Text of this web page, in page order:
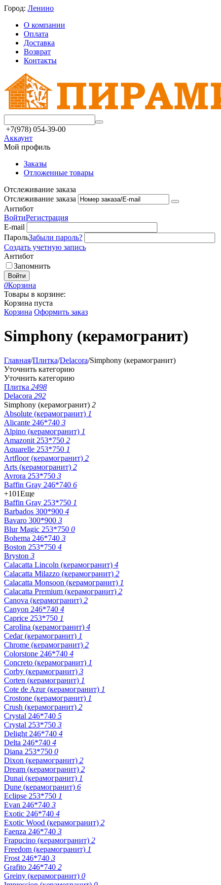
Город: Ленино
О компании
Оплата
Доставка
Возврат
Контакты
+7(978) 054-39-00
Аккаунт
Мой профиль
Заказы
Отложенные товары
Отслеживание заказа
Отслеживание заказа
Антибот
ВойтиРегистрация
E-mail
ПарольЗабыли пароль?
Создать учетную запись
Антибот
Запомнить
Войти
0Корзина
Товары в корзине:
Корзина пуста
Корзина Оформить заказ
Simphony (керамогранит)
Главная/Плитка/Delacora/Simphony (керамогранит)
Уточнить категорию
Уточнить категорию
Плитка 2498
Delacora 292
Simphony (керамогранит) 2
Absolute (керамогранит) 1
Alicante 246*740 3
Alpino (керамогранит) 1
Amazonit 253*750 2
Aquarelle 253*750 1
Artfloor (керамогранит) 2
Arts (керамогранит) 2
Avrora 253*750 3
Baffin Gray 246*740 6
+101Еще
Baffin Gray 253*750 1
Barbados 300*900 4
Bavaro 300*900 3
Blur Magic 253*750 0
Bohema 246*740 3
Boston 253*750 4
Bryston 3
Calacatta Lincoln (керамогранит) 4
Calacatta Milazzo (керамогранит) 2
Calacatta Monsoon (керамогранит) 1
Calacatta Premium (керамогранит) 2
Canova (керамогранит) 2
Canyon 246*740 4
Caprice 253*750 1
Carolina (керамогранит) 4
Cedar (керамогранит) 1
Chrome (керамогранит) 2
Colorstone 246*740 4
Concreto (керамогранит) 1
Corby (керамогранит) 3
Corten (керамогранит) 1
Cote de Azur (керамогранит) 1
Crostone (керамогранит) 1
Crush (керамогранит) 2
Crystal 246*740 5
Crystal 253*750 3
Delight 246*740 4
Delta 246*740 4
Diana 253*750 0
Dixon (керамогранит) 2
Dream (керамогранит) 2
Dunai (керамогранит) 1
Dune (керамогранит) 6
Eclipse 253*750 1
Evan 246*740 3
Exotic 246*740 4
Exotic Wood (керамогранит) 2
Faenza 246*740 3
Frapucino (керамогранит) 2
Freedom (керамогранит) 1
Frost 246*740 3
Grafito 246*740 2
Greiny (керамогранит) 0